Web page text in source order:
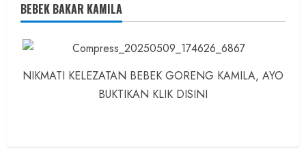
BEBEK BAKAR KAMILA
NIKMATI KELEZATAN BEBEK GORENG KAMILA, AYO
BUKTIKAN KLIK DISINI